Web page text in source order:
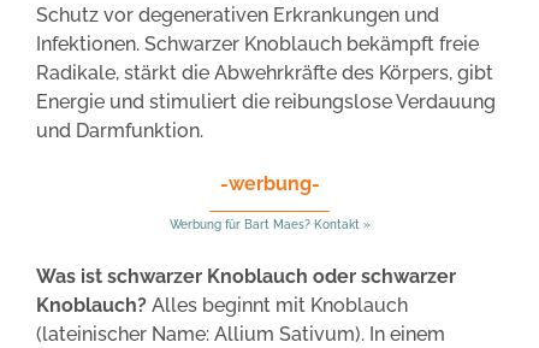
Schutz vor degenerativen Erkrankungen und
Infektionen. Schwarzer Knoblauch bekämpft freie
Radikale, stärkt die Abwehrkräfte des Körpers, gibt
Energie und stimuliert die reibungslose Verdauung
und Darmfunktion.
-werbung-
Werbung für Bart Maes? Kontakt »
Was ist schwarzer Knoblauch oder schwarzer
Knoblauch? Alles beginnt mit Knoblauch
(lateinischer Name: Allium Sativum). In einem